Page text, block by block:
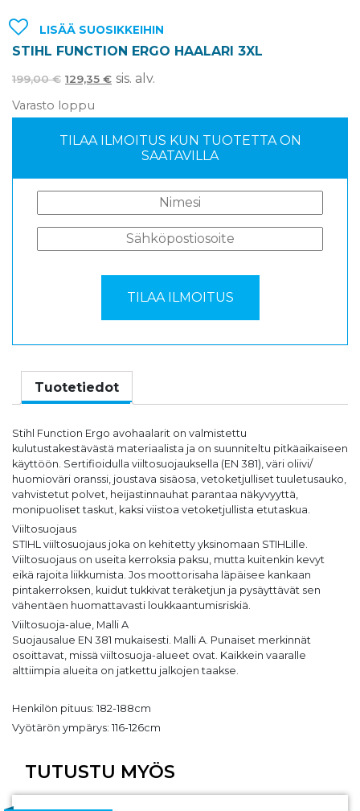
LISÄÄ SUOSIKKEIHIN
STIHL FUNCTION ERGO HAALARI 3XL
199,00€ 129,35 € sis. alv.
Varasto loppu
TILAA ILMOITUS KUN TUOTETTA ON
SAATAVILLA
Tuotetiedot
Stihl Function Ergo avohaalarit on valmistettu
kulutustakestävästä materiaalista ja on suunniteltu pitkäaikaiseen
käyttöön. Sertifioidulla viiltosuojauksella (EN 381), väri oliivi/
huomioväri oranssi, joustava sisäosa, vetoketjulliset tuuletusauko,
vahvistetut polvet, heijastinnauhat parantaa näkyvyyttä,
monipuoliset taskut, kaksi viistoa vetoketjullista etutaskua.
Viiltosuojaus
STIHL viiltosuojaus joka on kehitetty yksinomaan STIHLille.
Viiltosuojaus on useita kerroksia paksu, mutta kuitenkin kevyt
eikä rajoita liikkumista. Jos moottorisaha läpäisee kankaan
pintakerroksen, kuidut tukkivat teräketjun ja pysäyttävät sen
vähentäen huomattavasti loukkaantumisriskiä.
Viiltosuoja-alue, Malli A
Suojausalue EN 381 mukaisesti. Malli A. Punaiset merkinnät
osoittavat, missä viiltosuoja-alueet ovat. Kaikkein vaaralle
alttiimpia alueita on jatkettu jalkojen taakse.
Henkilön pituus: 182-188cm
Vyötärön ympärys: 116-126cm
TUTUSTU MYÖS